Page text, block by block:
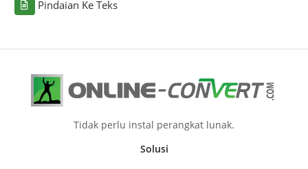
Pindaian Ke Teks
Tidak perlu instal perangkat lunak.
Solusi